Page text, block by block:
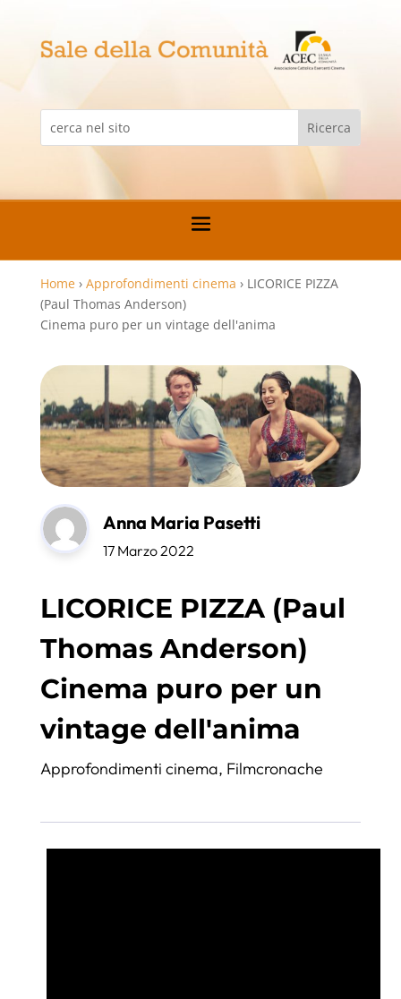
Home › Approfondimenti cinema › LICORICE PIZZA
(Paul Thomas Anderson)
Cinema puro per un vintage dell'anima
Anna Maria Pasetti
17 Marzo 2022
LICORICE PIZZA (Paul
Thomas Anderson)
Cinema puro per un
vintage dell'anima
Approfondimenti cinema, Filmcronache